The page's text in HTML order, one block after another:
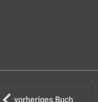
vorheriges Buch